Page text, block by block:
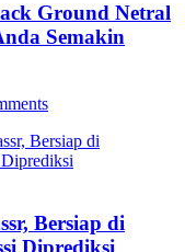
Ground Netral
Semakin
Bersiap di
Diprediksi